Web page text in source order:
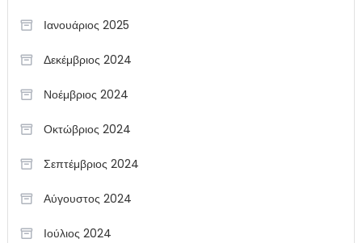
Ιανουάριος 2025
Δεκέμβριος 2024
Νοέμβριος 2024
Οκτώβριος 2024
Σεπτέμβριος 2024
Αύγουστος 2024
Ιούλιος 2024